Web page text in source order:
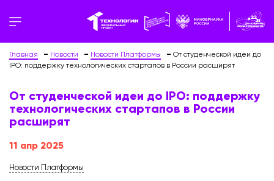
Главная Новости Новости Платформы
От студенческой идеи до
IPO: поддержку технологических стартапов в России расширят
От студенческой идеи до IPO: поддержку
технологических стартапов в России
расширят
11 апр 2025
Новости Платформы